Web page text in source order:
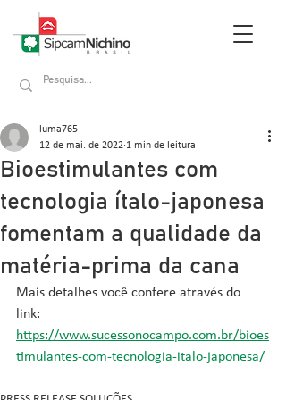
Bioestimulantes com
tecnologia ítalo-japonesa
fomentam a qualidade da
matéria-prima da cana
luma765
12 de mai. de 2022 1 min de leitura
Mais detalhes você confere através do
link:
https://www.sucessonocampo.com.br/bioes
timulantes-com-tecnologia-italo-japonesa/